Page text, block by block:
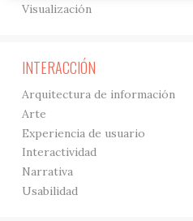
Visualización
INTERACCIÓN
Arquitectura de información
Arte
Experiencia de usuario
Interactividad
Narrativa
Usabilidad